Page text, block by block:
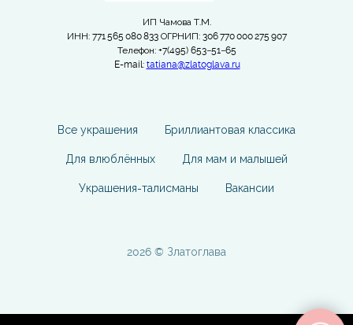
ИП Чамова Т.М.
ИНН: 771 565 080 833 ОГРНИП: 306 770 000 275 907
Телефон: +7(495) 653−51−65
E-mail: tatiana@zlatoglava.ru
Все украшения Бриллиантовая классика
Для влюблённых Для мам и малышей
Украшения-талисманы Вакансии
2026 © Златоглава